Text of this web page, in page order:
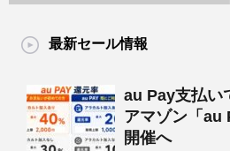
最新セール情報
au Pay支払い
アマゾン「au
開催へ